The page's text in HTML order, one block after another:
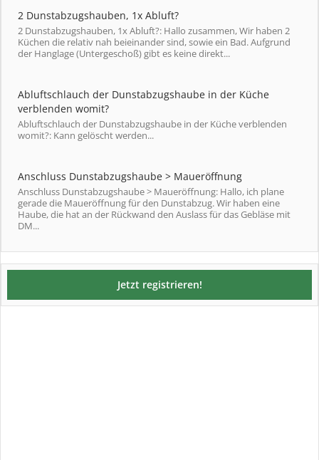
2 Dunstabzugshauben, 1x Abluft?
2 Dunstabzugshauben, 1x Abluft?: Hallo zusammen, Wir haben 2
Küchen die relativ nah beieinander sind, sowie ein Bad. Aufgrund
der Hanglage (Untergeschoß) gibt es keine direkt...
Abluftschlauch der Dunstabzugshaube in der Küche
verblenden womit?
Abluftschlauch der Dunstabzugshaube in der Küche verblenden
womit?: Kann gelöscht werden...
Anschluss Dunstabzugshaube > Maueröffnung
Anschluss Dunstabzugshaube > Maueröffnung: Hallo, ich plane
gerade die Maueröffnung für den Dunstabzug. Wir haben eine
Haube, die hat an der Rückwand den Auslass für das Gebläse mit
DM...
Jetzt registrieren!